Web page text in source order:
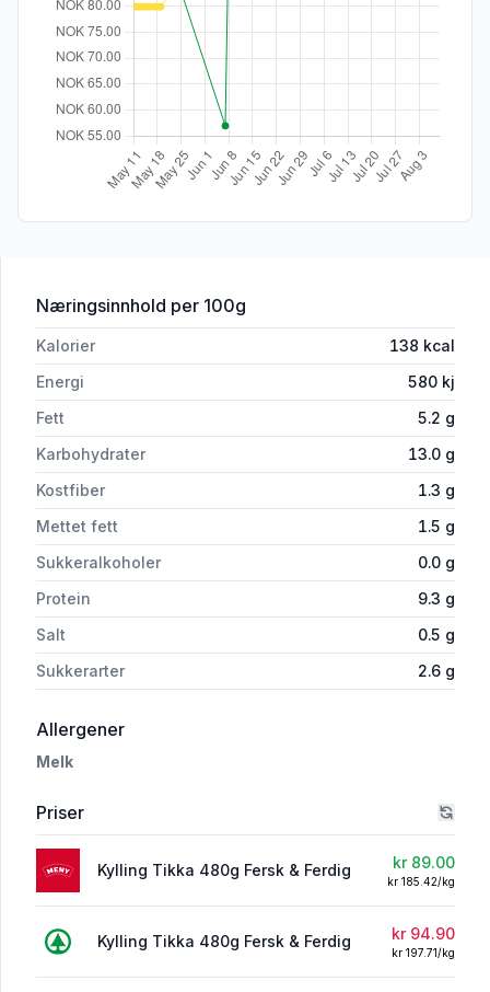
Næringsinnhold for 'Kylling Tikka 480g Fersk & Ferdig'
per 100g
Kalorier 138 kcal
Energi
580 kj
Fett
5.2 g
Karbohydrater
13.0 g
Kostfiber
1.3 g
Mettet fett
1.5 g
Sukkeralkoholer
0.0 g
Protein
9.3 g
Salt
0.5 g
Sukkerarter
2.6 g
Allergeneri 'Kylling Tikka 480g Fersk & Ferdig'
Melk
Priser
Kylling Tikka 480g Fersk & Ferdig kr 89.00
kr 185.42/kg
Kylling Tikka 480g Fersk & Ferdig kr 94.90
kr 197.71/kg